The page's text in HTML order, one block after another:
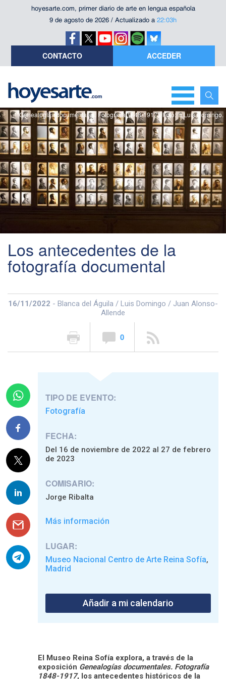
hoyesarte.com, primer diario de arte en lengua española
9 de agosto de 2026 / Actualizado a 22:03h
CONTACTO ACCEDER
"Genealogías documentales. Fotografía 1848-1917". Foto: © Luis Domingo.
Los antecedentes de la
fotografía documental
16/11/2022 - Blanca del Águila / Luis Domingo / Juan Alonso-
Allende
0
TIPO DE EVENTO:
Fotografía
FECHA:
Del 16 de noviembre de 2022 al 27 de febrero
de 2023
COMISARIO:
Jorge Ribalta
Más información
LUGAR:
Museo Nacional Centro de Arte Reina Sofía,
Madrid
Añadir a mi calendario
El Museo Reina Sofía explora, a través de la
exposición Genealogías documentales. Fotografía
1848-1917, los antecedentes históricos de la